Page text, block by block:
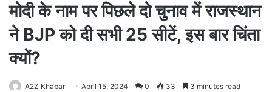
मोदी के नाम पर पिछले दो चुनाव में राजस्थान
ने BJP को दी सभी 25 सीटें, इस बार चिंता
क्यों?
A2Z Khabar April 15, 2024 0 33 3 minutes read